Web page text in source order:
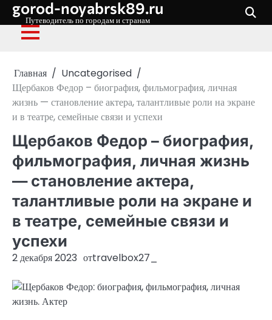
Перейти
содержимому
gorod-noyabrsk89.ru
Путеводитель по городам и странам
Главная
Uncategorised
Щербаков Федор – биография, фильмография, личная
жизнь — становление актера, талантливые роли на экране
и в театре, семейные связи и успехи
Щербаков Федор – биография,
фильмография, личная жизнь
— становление актера,
талантливые роли на экране и
в театре, семейные связи и
успехи
2 декабря 2023 отtravelbox27_